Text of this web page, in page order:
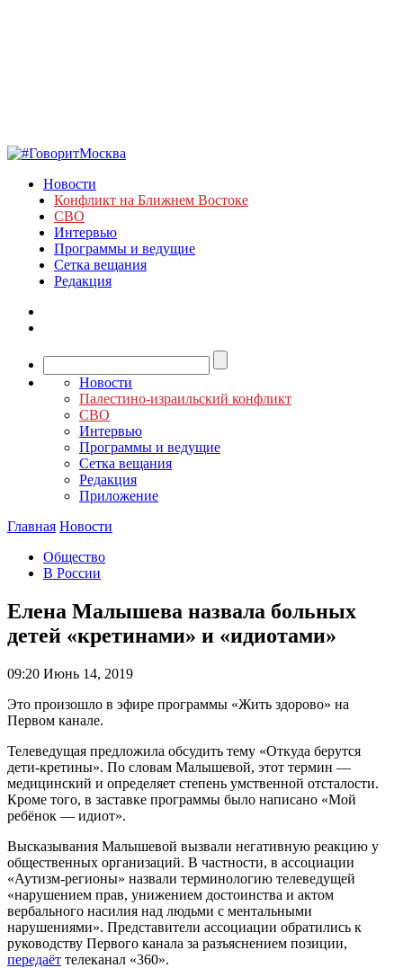
Новости
Конфликт на Ближнем Востоке
СВО
Интервью
Программы и ведущие
Сетка вещания
Редакция
Новости
Палестино-израильский конфликт
СВО
Интервью
Программы и ведущие
Сетка вещания
Редакция
Приложение
Главная Новости
Общество
В России
Елена Малышева назвала больных
детей «кретинами» и «идиотами»
09:20 Июнь 14, 2019
Это произошло в эфире программы «Жить здорово» на
Первом канале.
Телеведущая предложила обсудить тему «Откуда берутся
дети-кретины». По словам Малышевой, этот термин —
медицинский и определяет степень умственной отсталости.
Кроме того, в заставке программы было написано «Мой
ребёнок — идиот».
Высказывания Малышевой вызвали негативную реакцию у
общественных организаций. В частности, в ассоциации
«Аутизм-регионы» назвали терминологию телеведущей
«нарушением прав, унижением достоинства и актом
вербального насилия над людьми с ментальными
нарушениями». Представители ассоциации обратились к
руководству Первого канала за разъяснением позиции,
передаёт телеканал «360».